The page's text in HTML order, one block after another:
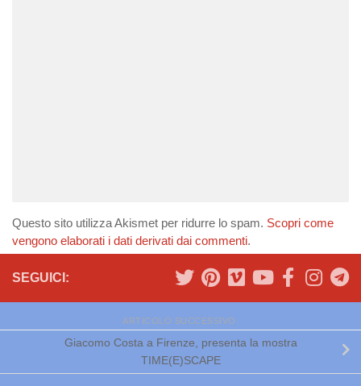
Questo sito utilizza Akismet per ridurre lo spam. Scopri come
vengono elaborati i dati derivati dai commenti.
SEGUICI:
ARTICOLO SUCCESSIVO
Giacomo Costa a Firenze, presenta la mostra
TIME(E)SCAPE